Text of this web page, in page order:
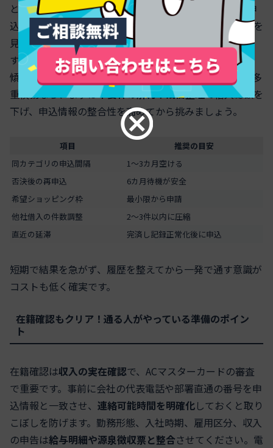
と、落ちた後の再申込は6カ月程度の待機
が無難です。申
込前は他社借入件数や延滞の有無、年収対比の返済比率を
見直し、希望枠は最小限から始めると通過率が上がりま
す。ACマスターカードは消費者金融系で 返済能力重視 の
傾向があるため、 在籍と安定収入の裏付けが効きます。多
重債務なら、まずは
不要枠の解約や残高整理で借入総額を
下げ、申込情報の整合性を高めてから挑みましょう。
項目
推奨の目安
同カテゴリの申込間隔
1〜3カ月空ける
否決後の再申込
6カ月待機が安全
希望ショッピング枠
最小限から申請
他社借入の件数調整
2〜3件以内に圧縮
直近の延滞
完済し記録正常化後に申込
短期で結果を急がず、履歴を整えてから一発で通す意識が
コストも低く確実です。
在籍確認もクリア！通る人がやっている準備のポイン
ト
在籍確認は収入の実在確認で、ACマスターカードの審査
で重要です。事前に会社の代表電話や部署直通の番号を申
込情報と一致させ、 連絡可能時間を明確化しておくと取り
こぼしを防げます。勤務形態、入社時期、雇用区分、収入
の申告は給与明細や源泉徴収票と整合させてください。電